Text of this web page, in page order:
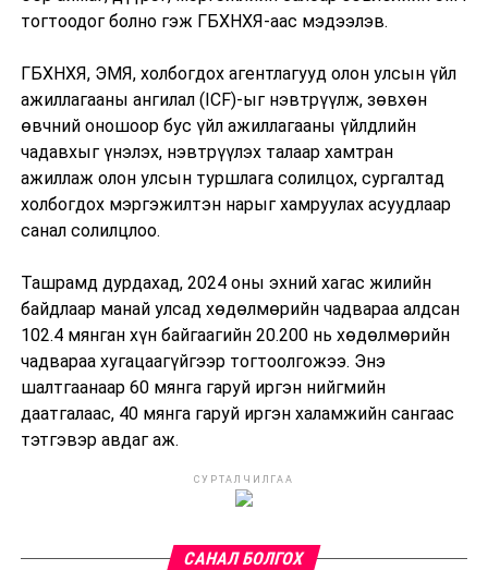
тогтоодог болно гэж ГБХНХЯ-аас мэдээлэв.
ГБХНХЯ, ЭМЯ, холбогдох агентлагууд олон улсын үйл
ажиллагааны ангилал (ICF)-ыг нэвтрүүлж, зөвхөн
өвчний оношоор бус үйл ажиллагааны үйлдлийн
чадавхыг үнэлэх, нэвтрүүлэх талаар хамтран
ажиллаж олон улсын туршлага солилцох, сургалтад
холбогдох мэргэжилтэн нарыг хамруулах асуудлаар
санал солилцлоо.
Ташрамд дурдахад, 2024 оны эхний хагас жилийн
байдлаар манай улсад хөдөлмөрийн чадвараа алдсан
102.4 мянган хүн байгаагийн 20.200 нь хөдөлмөрийн
чадвараа хугацаагүйгээр тогтоолгожээ. Энэ
шалтгаанаар 60 мянга гаруй иргэн нийгмийн
даатгалаас, 40 мянга гаруй иргэн халамжийн сангаас
тэтгэвэр авдаг аж.
СУРТАЛЧИЛГАА
САНАЛ БОЛГОХ